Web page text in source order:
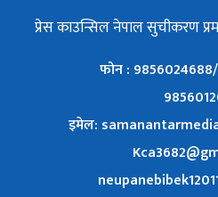
प्रेस काउन्सिल नेपाल सुचीकरण
फोन :
इमेल: